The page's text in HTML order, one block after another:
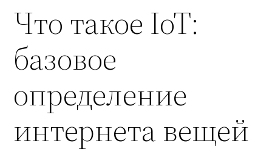
Что такое IoT:
базовое
определение
интернета вещей